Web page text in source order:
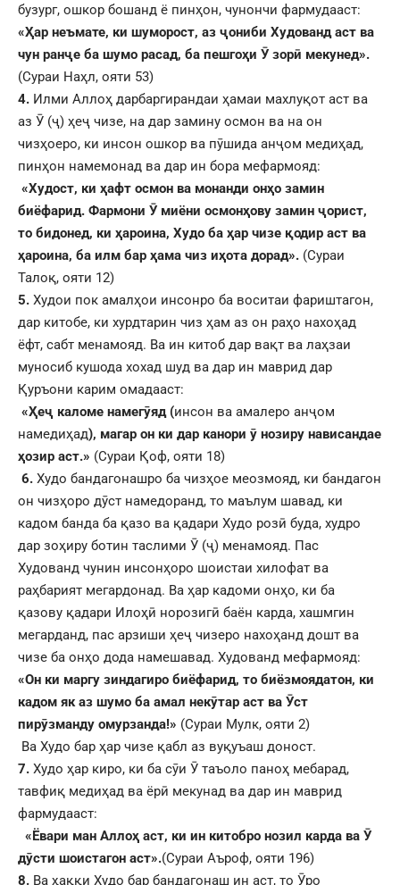
бузург, ошкор бошанд ё пинҳон, чунончи фармудааст:
«Ҳар неъмате, ки шуморост, аз ҷониби Худованд аст ва
чун ранҷе ба шумо расад, ба пешгоҳи Ӯ зорӣ мекунед».
(Сураи Наҳл, ояти 53)
4. Илми Аллоҳ дарбаргирандаи ҳамаи махлуқот аст ва
аз Ӯ (ҷ) ҳеҷ чизе, на дар замину осмон ва на он
чизҳоеро, ки инсон ошкор ва пӯшида анҷом медиҳад,
пинҳон намемонад ва дар ин бора мефармояд:
«Худост, ки ҳафт осмон ва монанди онҳо замин
биёфарид. Фармони Ӯ миёни осмонҳову замин ҷорист,
то бидонед, ки ҳароина, Худо ба ҳар чизе қодир аст ва
ҳароина, ба илм бар ҳама чиз иҳота дорад». (Сураи
Талоқ, ояти 12)
5. Худои пок амалҳои инсонро ба воситаи фариштагон,
дар китобе, ки хурдтарин чиз ҳам аз он раҳо нахоҳад
ёфт, сабт менамояд. Ва ин китоб дар вақт ва лаҳзаи
муносиб кушода хохад шуд ва дар ин маврид дар
Қуръони карим омадааст:
«Ҳеҷ каломе намегӯяд (инсон ва амалеро анҷом
намедиҳад), магар он ки дар канори ӯ нозиру нависандае
ҳозир аст.» (Сураи Қоф, ояти 18)
6. Худо бандагонашро ба чизҳое меозмояд, ки бандагон
он чизҳоро дӯст намедоранд, то маълум шавад, ки
кадом банда ба қазо ва қадари Худо розӣ буда, худро
дар зоҳиру ботин таслими Ӯ (ҷ) менамояд. Пас
Худованд чунин инсонҳоро шоистаи хилофат ва
раҳбарият мегардонад. Ва ҳар кадоми онҳо, ки ба
қазову қадари Илоҳӣ норозигӣ баён карда, хашмгин
мегарданд, пас арзиши ҳеҷ чизеро нахоҳанд дошт ва
чизе ба онҳо дода намешавад. Худованд мефармояд:
«Он ки маргу зиндагиро биёфарид, то биёзмоядатон, ки
кадом як аз шумо ба амал некӯтар аст ва Ӯст
пирӯзманду омурзанда!» (Сураи Мулк, ояти 2)
Ва Худо бар ҳар чизе қабл аз вуқуъаш доност.
7. Худо ҳар киро, ки ба сӯи Ӯ таъоло паноҳ мебарад,
тавфиқ медиҳад ва ёрӣ мекунад ва дар ин маврид
фармудааст:
«Ёвари ман Аллоҳ аст, ки ин китобро нозил карда ва Ӯ
дӯсти шоистагон аст».(Сураи Аъроф, ояти 196)
8. Ва ҳаққи Худо бар бандагонаш ин аст, то Ӯро